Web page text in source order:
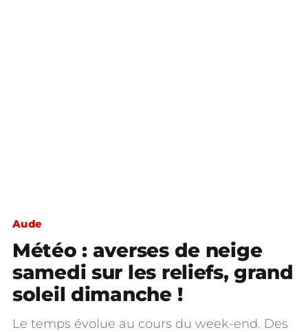
Aude
Météo : averses de neige
samedi sur les reliefs, grand
soleil dimanche !
Le temps évolue au cours du week-end. Des